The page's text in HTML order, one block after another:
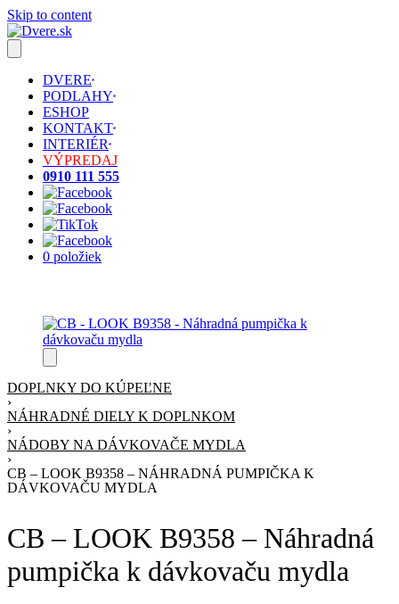
Skip to content
DVERE
PODLAHY
ESHOP
KONTAKT
INTERIÉR
VÝPREDAJ
0910 111 555
0 položiek
DOPLNKY DO KÚPEĽNE
›
NÁHRADNÉ DIELY K DOPLNKOM
›
NÁDOBY NA DÁVKOVAČE MYDLA
›
CB – LOOK B9358 – NÁHRADNÁ PUMPIČKA K
DÁVKOVAČU MYDLA
CB – LOOK B9358 – Náhradná
pumpička k dávkovaču mydla